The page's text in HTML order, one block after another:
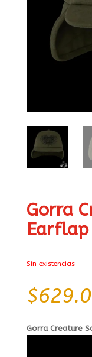
Gorra
Earflap
Sin existencias
$
Gorra Creature